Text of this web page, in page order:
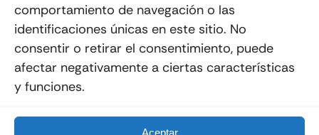
comportamiento de navegación o las
identificaciones únicas en este sitio. No
consentir o retirar el consentimiento, puede
afectar negativamente a ciertas características
y funciones.
Aceptar
Diseñada Por La Esquina Creativa
Todos Los Derechos Reservados